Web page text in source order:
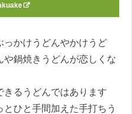
っかけうどんやかけうど
や鍋焼きうどんが恋しくな
きるうどんではあります
ひと手間加えた手打ちう